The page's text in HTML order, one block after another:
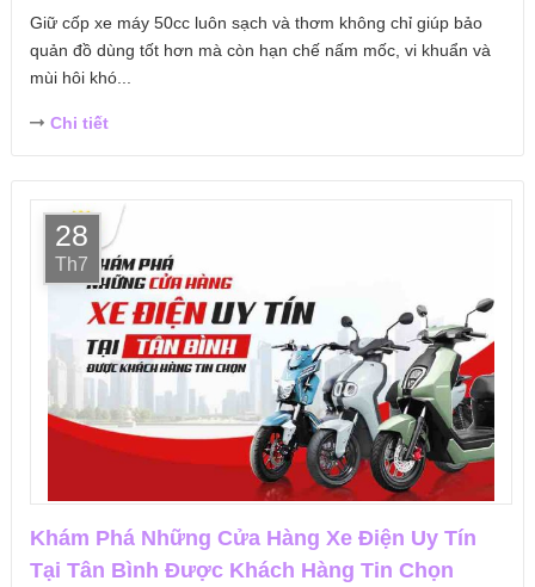
Giữ cốp xe máy 50cc luôn sạch và thơm không chỉ giúp bảo
quản đồ dùng tốt hơn mà còn hạn chế nấm mốc, vi khuẩn và
mùi hôi khó...
Chi tiết
28
Th7
Khám Phá Những Cửa Hàng Xe Điện Uy Tín
Tại Tân Bình Được Khách Hàng Tin Chọn